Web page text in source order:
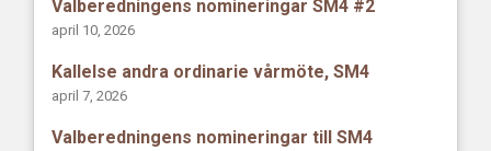
Valberedningens nomineringar SM4 #2
april 10, 2026
Kallelse andra ordinarie vårmöte, SM4
april 7, 2026
Valberedningens nomineringar till SM4